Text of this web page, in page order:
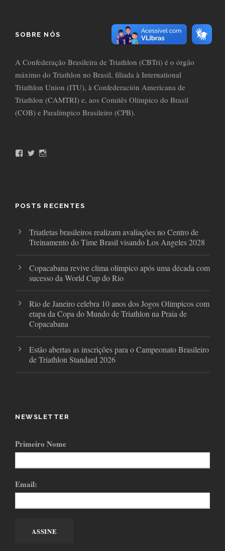
SOBRE NÓS
A Confederação Brasileira de Triathlon (CBTri) é o órgão
máximo do Triathlon no Brasil, filiada à International
Triathlon Union (ITU), à Confederación Americana de
Triathlon (CAMTRI) e, aos Comitês Olímpico do Brasil
(COB) e Paralímpico Brasileiro (CPB).
k
T
a
POSTS RECENTES
Triatletas brasileiros realizam avaliações no Centro de
Treinamento do Time Brasil visando Los Angeles 2028
Copacabana revive clima olímpico após uma década com
sucesso da World Cup do Rio
Rio de Janeiro celebra 10 anos dos Jogos Olímpicos com
etapa da Copa do Mundo de Triathlon na Praia de
Copacabana
Estão abertas as inscrições para o Campeonato Brasileiro
de Triathlon Standard 2026
NEWSLETTER
Primeiro Nome
Email: